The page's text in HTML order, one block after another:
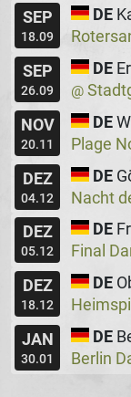
SEP
18.09
DE
SEP
26.09
DE
@
NOV
20.11
DE
Plage
DEZ
04.12
DE
Nacht
DEZ
05.12
DE
Final
DEZ
18.12
DE
JAN
30.01
DE
Berlin